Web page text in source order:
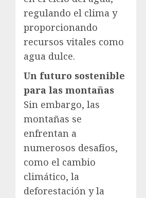
regulando el clima y
proporcionando
recursos vitales como
agua dulce.
Un futuro sostenible
para las montañas
Sin embargo, las
montañas se
enfrentan a
numerosos desafíos,
como el cambio
climático, la
deforestación y la